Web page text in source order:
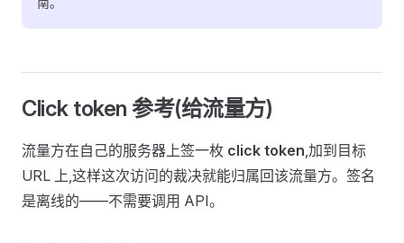
Click token 参考(给流量方)
流量方在自己的服务器上签一枚 click token,加到目标
URL 上,这样这次访问的裁决就能归属回该流量方。签名
是离线的——不需要调用 API。